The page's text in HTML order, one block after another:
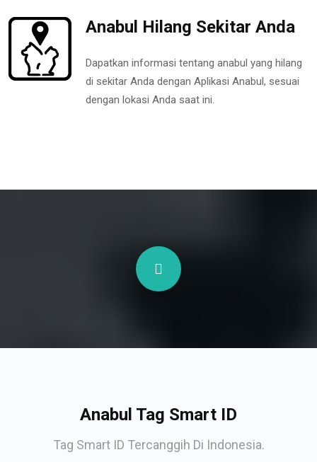
Anabul Hilang Sekitar Anda
Dapatkan informasi tentang anabul yang hilang
di sekitar Anda dengan Aplikasi Anabul, sesuai
dengan lokasi Anda saat ini.
Anabul Tag Smart ID
Tag Smart ID Tercanggih Di Indonesia.